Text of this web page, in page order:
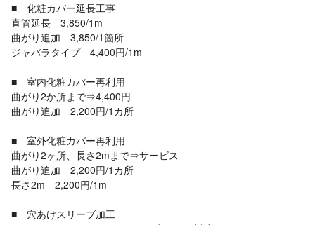
■ 化粧カバー延長工事
直管延長 3,850/1m
曲がり追加 3,850/1箇所
ジャバラタイプ 4,400円/1m
■ 室内化粧カバー再利用
曲がり2か所まで⇒4,400円
曲がり追加 2,200円/1カ所
■ 室外化粧カバー再利用
曲がり2ヶ所、長さ2mまで⇒サービス
曲がり追加 2,200円/1カ所
長さ2m 2,200円/1m
■ 穴あけスリーブ加工